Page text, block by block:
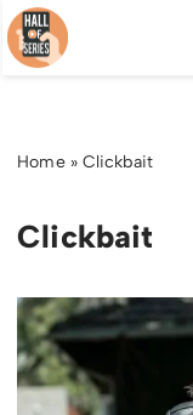
Vai
Home» Clickbait
Clickbait